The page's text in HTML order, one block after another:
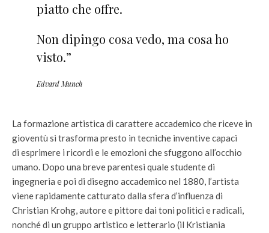
piatto che offre.
Non dipingo cosa vedo, ma cosa ho
visto.”
Edvard Munch
La formazione artistica di carattere accademico che riceve in
gioventù si trasforma presto in tecniche inventive capaci
di esprimere i ricordi e le emozioni che sfuggono all’occhio
umano. Dopo una breve parentesi quale studente di
ingegneria e poi di disegno accademico nel 1880, l’artista
viene rapidamente catturato dalla sfera d’influenza di
Christian Krohg, autore e pittore dai toni politici e radicali,
nonché di un gruppo artistico e letterario (il Kristiania